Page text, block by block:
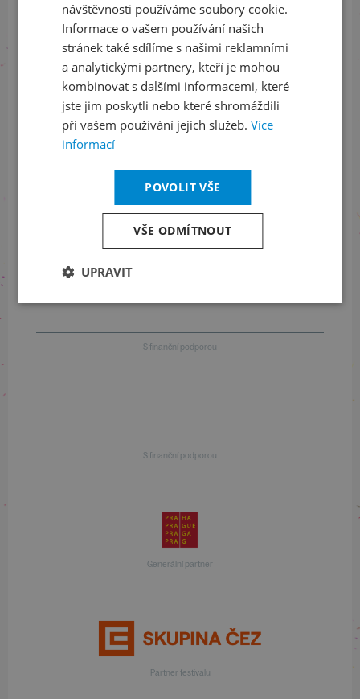
Sledujte nás na sociálních sítích
LinkedInflickr
Informace o stavu objednávek
Informace o programu
+420 257 310 414
S finanční podporou
S finanční podporou
Generální partner
Partner festivalu
návštěvnosti používáme soubory cookie.
Informace o vašem používání našich
stránek také sdílíme s našimi reklamními
a analytickými partnery, kteří je mohou
kombinovat s dalšími informacemi, které
jste jim poskytli nebo které shromáždili
při vašem používání jejich služeb. Více
informací
POVOLIT VŠE
VŠE ODMÍTNOUT
UPRAVIT